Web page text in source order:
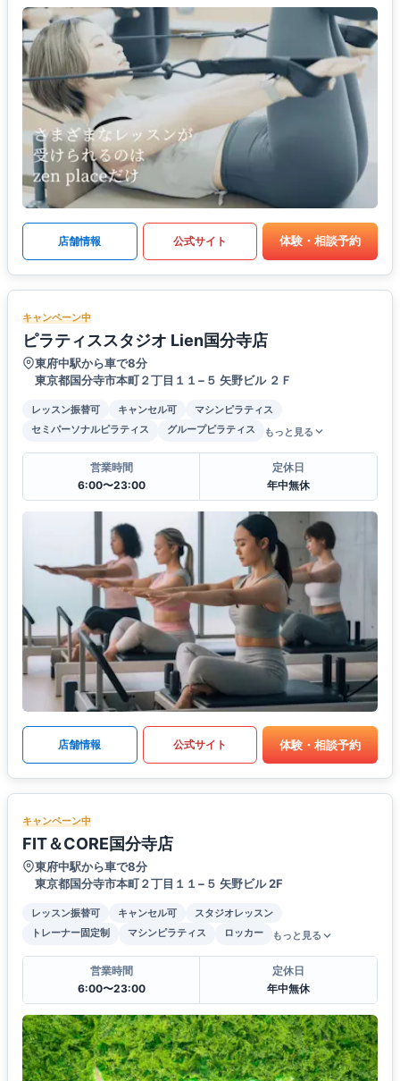
店舗情報 公式サイト 体験・相談予約
キャンペーン中
ピラティススタジオ Lien国分寺店
東府中駅から車で8分
東京都国分寺市本町２丁目１１−５ 矢野ビル ２Ｆ
レッスン振替可 キャンセル可
マシンピラティス
セミパーソナルピラティス
グループピラティス もっと見る
営業時間
6:00〜23:00
定休日
年中無休
店舗情報 公式サイト 体験・相談予約
キャンペーン中
FIT＆CORE国分寺店
東府中駅から車で8分
東京都国分寺市本町２丁目１１−５ 矢野ビル 2F
レッスン振替可 キャンセル可
スタジオレッスン
トレーナー固定制
マシンピラティス ロッカー もっと見る
営業時間
6:00〜23:00
定休日
年中無休